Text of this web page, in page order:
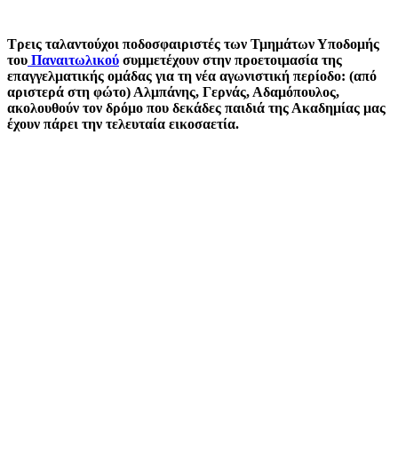
Τρεις ταλαντούχοι ποδοσφαιριστές των Τμημάτων Υποδομής
του Παναιτωλικού συμμετέχουν στην προετοιμασία της
επαγγελματικής ομάδας για τη νέα αγωνιστική περίοδο: (από
αριστερά στη φώτο) Αλμπάνης, Γερνάς, Αδαμόπουλος,
ακολουθούν τον δρόμο που δεκάδες παιδιά της Ακαδημίας μας
έχουν πάρει την τελευταία εικοσαετία.